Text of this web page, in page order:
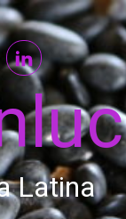
Latina